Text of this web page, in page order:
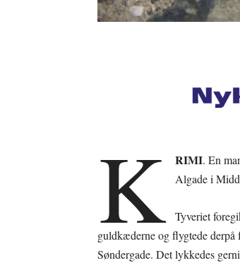
K RIMI. En
Algade i
Tyveriet
guldkæderne og flygtede derpå
Søndergade. Det lykkedes